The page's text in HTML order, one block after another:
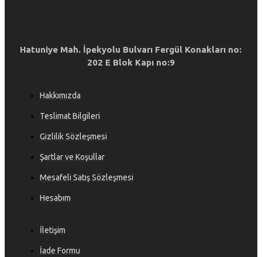
Hatuniye Mah. İpekyolu Bulvarı Fergül Konakları no:
202 E Blok Kapı no:9
Hakkımızda
Teslimat Bilgileri
Gizlilik Sözleşmesi
Şartlar ve Koşullar
Mesafeli Satış Sözleşmesi
Hesabım
İletişim
İade Formu